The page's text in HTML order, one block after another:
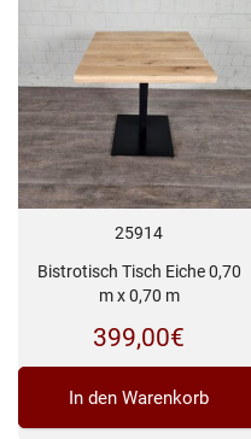
25914
Bistrotisch Tisch Eiche 0,70
m x 0,70 m
399,00€
In den Warenkorb